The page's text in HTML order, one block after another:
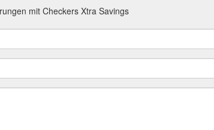
mit Checkers Xtra Savings